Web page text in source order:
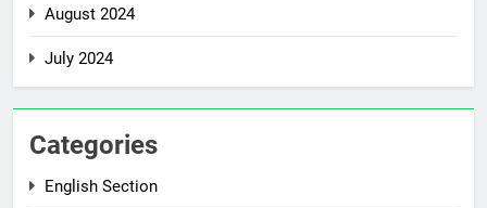
August 2024
July 2024
Categories
English Section